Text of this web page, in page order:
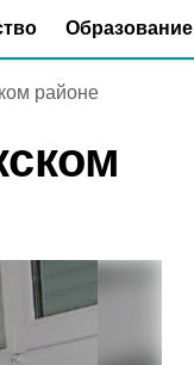
Образование
районе